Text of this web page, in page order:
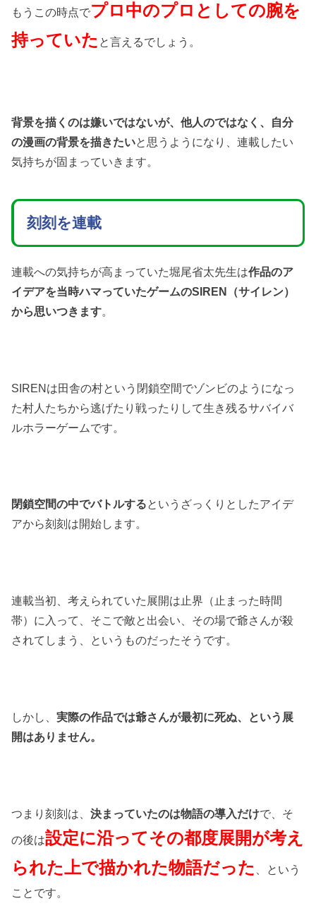
もうこの時点でプロ中のプロとしての腕を
持っていた と言えるでしょう。
背景を描くのは嫌いではないが、他人のではなく、自分
の漫画の背景を描きたいと思うようになり、連載したい
気持ちが固まっていきます。
刻刻を連載
連載への気持ちが高まっていた堀尾省太先生は作品のア
イデアを当時ハマっていたゲームのSIREN（サイレン）
から思いつきます。
SIRENは田舎の村という閉鎖空間でゾンビのようになっ
た村人たちから逃げたり戦ったりして生き残るサバイバ
ルホラーゲームです。
閉鎖空間の中でバトルするというざっくりとしたアイデ
アから刻刻は開始します。
連載当初、考えられていた展開は止界（止まった時間
帯）に入って、そこで敵と出会い、その場で爺さんが殺
されてしまう、というものだったそうです。
しかし、実際の作品では爺さんが最初に死ぬ、という展
開はありません。
つまり刻刻は、決まっていたのは物語の導入だけで、そ
の後は設定に沿ってその都度展開が考え
られた上で描かれた物語だった
、という
ことです。